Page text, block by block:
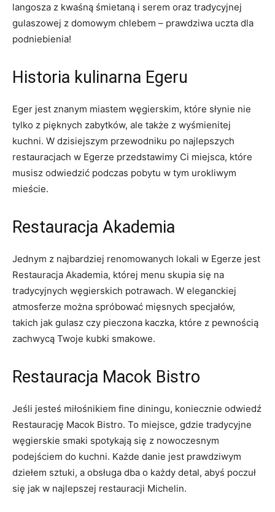
langosza z kwaśną śmietaną i serem oraz tradycyjnej
gulaszowej‍ z domowym ​chlebem – prawdziwa uczta dla
⁣podniebienia!
Historia⁤ kulinarna Egeru
Eger jest ​znanym‌ miastem węgierskim,‌ które słynie ⁣nie
tylko z pięknych zabytków, ale także z wyśmienitej
kuchni. W dzisiejszym przewodniku‍ po najlepszych
restauracjach w Egerze przedstawimy Ci miejsca, które
⁤musisz odwiedzić podczas pobytu w tym urokliwym
mieście.
Restauracja Akademia
Jednym‍ z⁢ najbardziej renomowanych ⁢lokali w Egerze jest⁢
Restauracja Akademia, której menu skupia‌ się na
tradycyjnych⁣ węgierskich ⁣potrawach. W eleganckiej
atmosferze można spróbować mięsnych specjałów,
takich jak gulasz czy ⁢pieczona ​kaczka, które z pewnością
zachwycą Twoje ​kubki smakowe.
Restauracja Macok ​Bistro
Jeśli jesteś miłośnikiem‍ fine diningu, koniecznie odwiedź
Restaurację Macok Bistro. ​To miejsce, gdzie tradycyjne
węgierskie smaki⁤ spotykają się z nowoczesnym
podejściem do‌ kuchni. Każde danie jest ​prawdziwym
dziełem ⁤sztuki, a obsługa dba o ⁢każdy detal,‍ abyś ​poczuł
się ‌jak w najlepszej ⁣restauracji Michelin.